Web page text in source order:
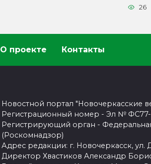
26
О проекте Контакты
Новостной портал "Новочеркасские
Регистрационный номер - Эл № ФС77-
Регистрирующий орган -
(Роскомнадзор)
Адрес редакции: г. Новочеркасск, ул.
Директор Хвастиков Александр